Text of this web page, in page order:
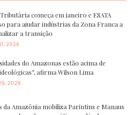
começa em janeiro e ESATA
para ajudar indústrias da Zona Franca a
a transição
2026
do Amazonas estão acima de
afirma Wilson Lima
2026
da Amazônia mobiliza Parintins e Manaus